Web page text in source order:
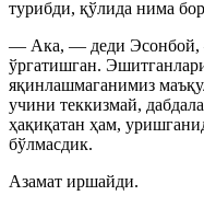
турибди, қўлида нима
— Ака, — деди Эсонбой,
ўргатишган.
яқинлашмаганимиз
учини теккизмай,
ҳақиқатан ҳам,
бўлмасдик.
Азамат иршайди.